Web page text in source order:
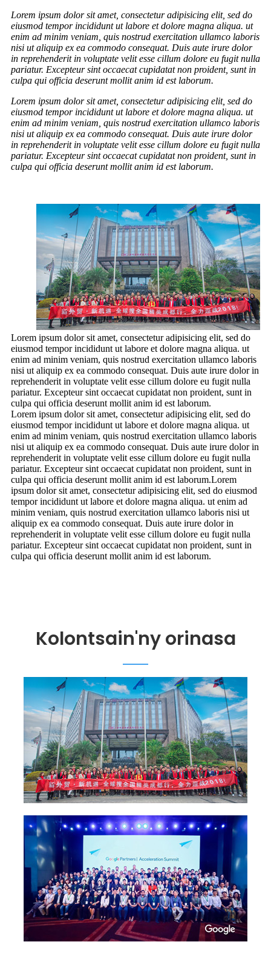
Lorem ipsum dolor sit amet, consectetur adipisicing elit, sed do
eiusmod tempor incididunt ut labore et dolore magna aliqua. ut
enim ad minim veniam, quis nostrud exercitation ullamco laboris
nisi ut aliquip ex ea commodo consequat. Duis aute irure dolor
in reprehenderit in voluptate velit esse cillum dolore eu fugit nulla
pariatur. Excepteur sint occaecat cupidatat non proident, sunt in
culpa qui officia deserunt mollit anim id est laborum.
Lorem ipsum dolor sit amet, consectetur adipisicing elit, sed do
eiusmod tempor incididunt ut labore et dolore magna aliqua. ut
enim ad minim veniam, quis nostrud exercitation ullamco laboris
nisi ut aliquip ex ea commodo consequat. Duis aute irure dolor
in reprehenderit in voluptate velit esse cillum dolore eu fugit nulla
pariatur. Excepteur sint occaecat cupidatat non proident, sunt in
culpa qui officia deserunt mollit anim id est laborum.
Lorem ipsum dolor sit amet, consectetur adipisicing elit, sed do
eiusmod tempor incididunt ut labore et dolore magna aliqua. ut
enim ad minim veniam, quis nostrud exercitation ullamco laboris
nisi ut aliquip ex ea commodo consequat. Duis aute irure dolor in
reprehenderit in voluptate velit esse cillum dolore eu fugit nulla
pariatur. Excepteur sint occaecat cupidatat non proident, sunt in
culpa qui officia deserunt mollit anim id est laborum.
Lorem ipsum dolor sit amet, consectetur adipisicing elit, sed do
eiusmod tempor incididunt ut labore et dolore magna aliqua. ut
enim ad minim veniam, quis nostrud exercitation ullamco laboris
nisi ut aliquip ex ea commodo consequat. Duis aute irure dolor in
reprehenderit in voluptate velit esse cillum dolore eu fugit nulla
pariatur. Excepteur sint occaecat cupidatat non proident, sunt in
culpa qui officia deserunt mollit anim id est laborum.Lorem
ipsum dolor sit amet, consectetur adipisicing elit, sed do eiusmod
tempor incididunt ut labore et dolore magna aliqua. ut enim ad
minim veniam, quis nostrud exercitation ullamco laboris nisi ut
aliquip ex ea commodo consequat. Duis aute irure dolor in
reprehenderit in voluptate velit esse cillum dolore eu fugit nulla
pariatur. Excepteur sint occaecat cupidatat non proident, sunt in
culpa qui officia deserunt mollit anim id est laborum.
Kolontsain'ny orinasa